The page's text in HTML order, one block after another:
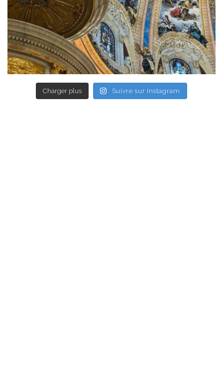
Charger plus Suivre sur Instagram